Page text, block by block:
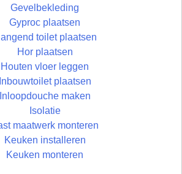
Gevelbekleding
Gyproc plaatsen
toilet plaatsen
Hor plaatsen
Houten vloer leggen
Inbouwtoilet plaatsen
Inloopdouche maken
Isolatie
maatwerk monteren
Keuken installeren
Keuken monteren